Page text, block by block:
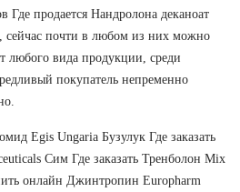
Где продается Нандролона деканоат
сейчас почти в любом из них можно
любого вида продукции, среди
покупатель непременно
Egis Ungaria Бузулук Где заказать
Сим Где заказать Тренболон Mix
онлайн Джинтропин Europharm